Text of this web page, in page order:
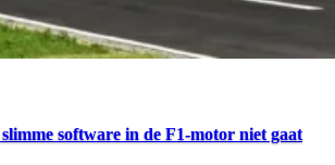
software in de F1-motor niet gaat